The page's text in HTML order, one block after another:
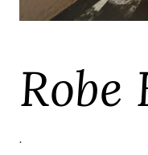
.